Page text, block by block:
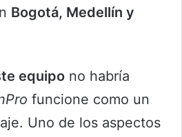
Bogotá, Medellín y
equipo no habría
funcione como un
Uno de los aspectos